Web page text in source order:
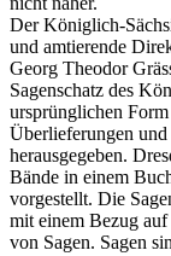
Der Königlich-
und amtierende
Georg Theodor
Sagenschatz des
ursprünglichen
Überlieferungen und
herausgegeben.
Bände in einem
vorgestellt. Die
mit einem Bezug
von Sagen. Sagen